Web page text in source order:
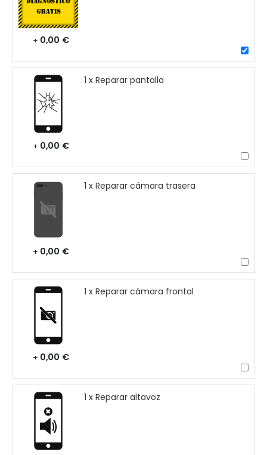
+ 0,00 €
1 x Reparar pantalla
+ 0,00 €
1 x Reparar cámara trasera
+ 0,00 €
1 x Reparar cámara frontal
+ 0,00 €
1 x Reparar altavoz